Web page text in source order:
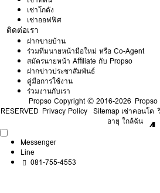
เช่าโกดัง
เช่าออฟฟิศ
ติดต่อเรา
ฝากขายบ้าน
ร่วมทีมนายหน้ามือใหม่ หรือ Co-Agent
สมัครนายหน้า Affiliate กับ Propso
ฝากข่าวประชาสัมพันธ์
คู่มือการใช้งาน
ร่วมงานกับเรา
Propso Copyright © 2016-2026 Propso
RESERVED Privacy Policy Sitemap เช่าคอนโด
อายุ ใกล้ฉัน
Messenger
Line
081-755-4553